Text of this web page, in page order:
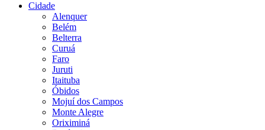
Cidade
Alenquer
Belém
Belterra
Curuá
Faro
Juruti
Itaituba
Óbidos
Mojuí dos Campos
Monte Alegre
Oriximiná